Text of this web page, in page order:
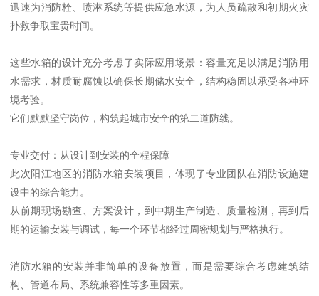
迅速为消防栓、喷淋系统等提供应急水源，为人员疏散和初期火灾
扑救争取宝贵时间。
这些水箱的设计充分考虑了实际应用场景：容量充足以满足消防用
水需求，材质耐腐蚀以确保长期储水安全，结构稳固以承受各种环
境考验。
它们默默坚守岗位，构筑起城市安全的第二道防线。
专业交付：从设计到安装的全程保障
此次阳江地区的消防水箱安装项目，体现了专业团队在消防设施建
设中的综合能力。
从前期现场勘查、方案设计，到中期生产制造、质量检测，再到后
期的运输安装与调试，每一个环节都经过周密规划与严格执行。
消防水箱的安装并非简单的设备放置，而是需要综合考虑建筑结
构、管道布局、系统兼容性等多重因素。